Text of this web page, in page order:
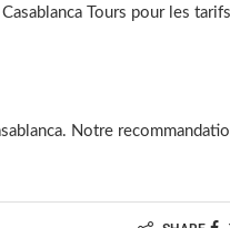
Tours pour les
Notre